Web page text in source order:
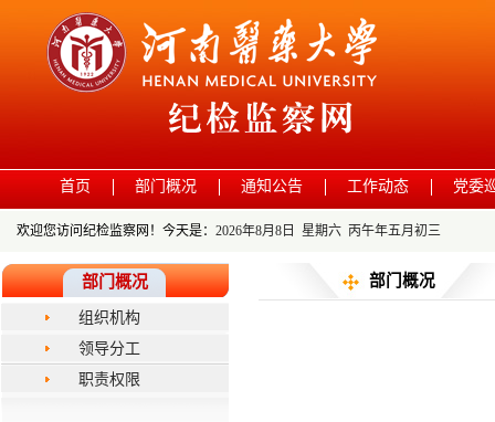
首页 部门概况 通知公告 工作动态 党委
欢迎您访问纪检监察网！今天是： 2026年8月8日 星期六 丙午年五月初三
部门概况
组织机构
领导分工
职责权限
部门概况